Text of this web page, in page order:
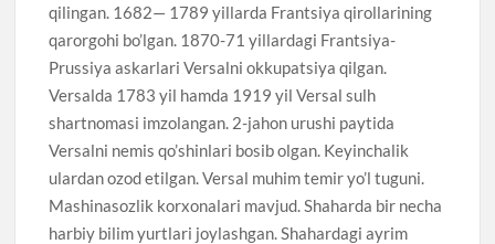
qilingan. 1682— 1789 yillarda Frantsiya qirollarining
qarorgohi bo’lgan. 1870-71 yillardagi Frantsiya-
Prussiya askarlari Versalni okkupatsiya qilgan.
Versalda 1783 yil hamda 1919 yil Versal sulh
shartnomasi imzolangan. 2-jahon urushi paytida
Versalni nemis qo’shinlari bosib olgan. Keyinchalik
ulardan ozod etilgan. Versal muhim temir yo’l tuguni.
Mashinasozlik korxonalari mavjud. Shaharda bir necha
harbiy bilim yurtlari joylashgan. Shahardagi ayrim